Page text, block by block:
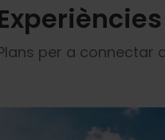
per a connectar